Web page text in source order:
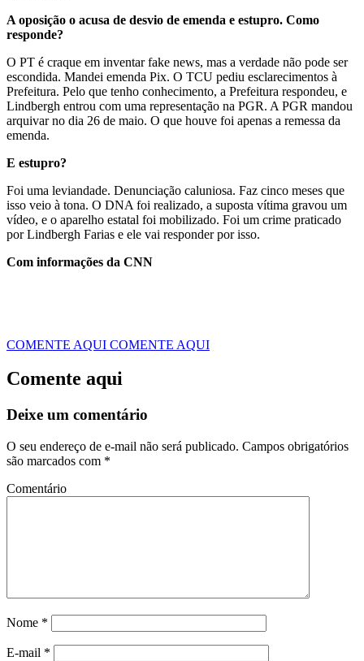
A oposição o acusa de desvio de emenda e estupro. Como
responde?
O PT é craque em inventar fake news, mas a verdade não pode ser
escondida. Mandei emenda Pix. O TCU pediu esclarecimentos à
Prefeitura. Pelo que tenho conhecimento, a Prefeitura respondeu, e
Lindbergh entrou com uma representação na PGR. A PGR mandou
arquivar no dia 26 de maio. O que houve foi apenas a remessa da
emenda.
E estupro?
Foi uma leviandade. Denunciação caluniosa. Faz cinco meses que
isso veio à tona. O DNA foi realizado, a suposta vítima gravou um
vídeo, e o aparelho estatal foi mobilizado. Foi um crime praticado
por Lindbergh Farias e ele vai responder por isso.
Com informações da CNN
COMENTE AQUI COMENTE AQUI
Comente aqui
Deixe um comentário
O seu endereço de e-mail não será publicado. Campos obrigatórios
são marcados com *
Comentário
Nome *
E-mail *